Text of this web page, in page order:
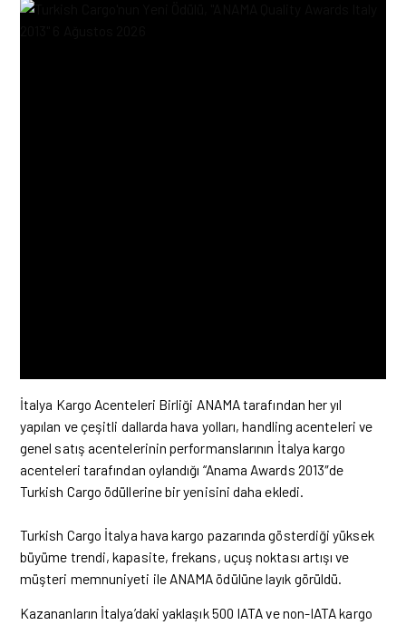
İtalya Kargo Acenteleri Birliği ANAMA tarafından her yıl
yapılan ve çeşitli dallarda hava yolları, handling acenteleri ve
genel satış acentelerinin performanslarının İtalya kargo
acenteleri tarafından oylandığı “Anama Awards 2013″de
Turkish Cargo ödüllerine bir yenisini daha ekledi.
Turkish Cargo İtalya hava kargo pazarında gösterdiği yüksek
büyüme trendi, kapasite, frekans, uçuş noktası artışı ve
müşteri memnuniyeti ile ANAMA ödülüne layık görüldü.
Kazananların İtalya’daki yaklaşık 500 IATA ve non-IATA kargo